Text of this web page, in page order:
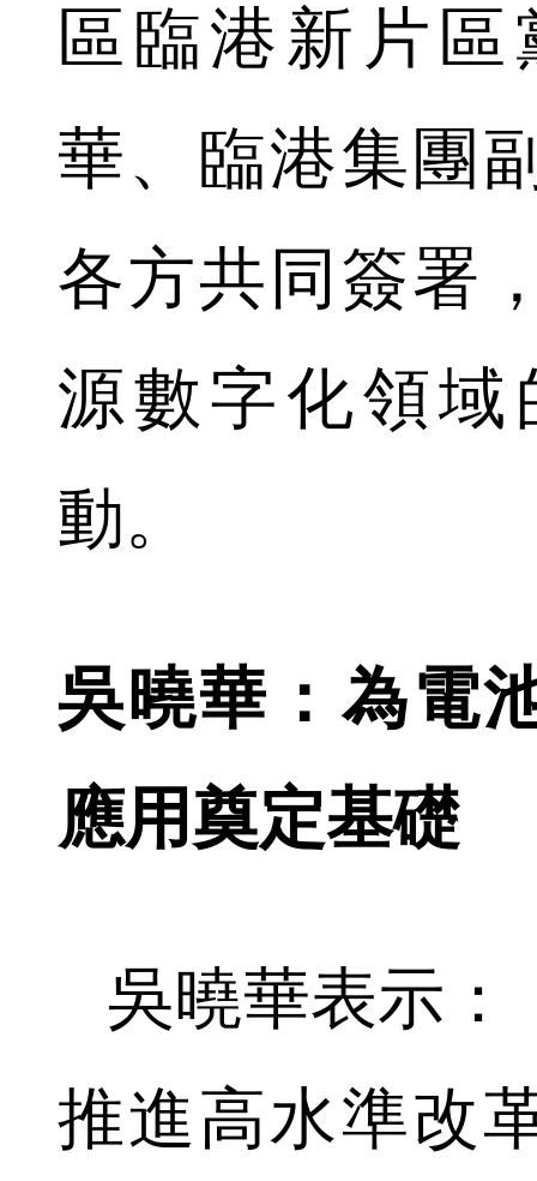
區臨港新片
華、臨港集團
各方共同簽署
源數字化領
動。
吳曉華：為電
應用奠定基礎
吳曉華表示：
推進高水準改